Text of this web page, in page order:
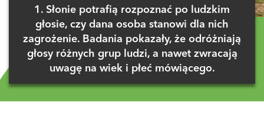
1. Słonie potrafią rozpoznać po ludzkim
głosie, czy dana osoba stanowi dla nich
zagrożenie. Badania pokazały, że odróżniają
głosy różnych grup ludzi, a nawet zwracają
uwagę na wiek i płeć mówiącego.